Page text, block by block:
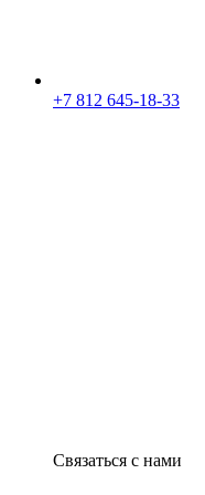
+7 812 645-18-33
Связаться с нами